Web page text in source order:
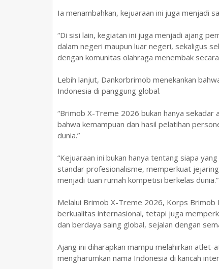
Ia menambahkan, kejuaraan ini juga menjadi
“Di sisi lain, kegiatan ini juga menjadi ajang
dalam negeri maupun luar negeri, sekaligus
dengan komunitas olahraga menembak secara
Lebih lanjut, Dankorbrimob menekankan
Indonesia di panggung global.
“Brimob X-Treme 2026 bukan hanya
bahwa kemampuan dan hasil pelatihan
dunia.”
“Kejuaraan ini bukan hanya tentang siapa
standar profesionalisme, memperkuat
menjadi tuan rumah kompetisi berkelas dunia.”
Melalui Brimob X-Treme 2026, Korps
berkualitas internasional, tetapi juga
dan berdaya saing global, sejalan dengan
Ajang ini diharapkan mampu melahirkan
mengharumkan nama Indonesia di kancah